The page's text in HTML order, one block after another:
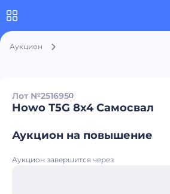
Аукцион
Лот №2516950
Howo T5G 8x4 Самосвал
Аукцион на повышение
Аукцион завершится через